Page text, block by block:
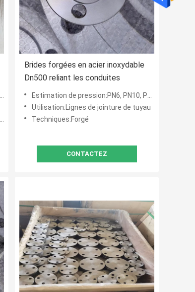
Brides forgées en acier inoxydable
Dn500 reliant les conduites
Estimation de pression:PN6, PN10, PN16, PN25, PN40, PN64, PN100, PN160
Utilisation:Lignes de jointure de tuyau
Techniques:Forgé
CONTACTEZ